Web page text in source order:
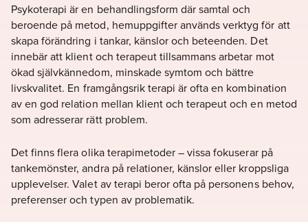
Psykoterapi är en behandlingsform där samtal och
beroende på metod, hemuppgifter används verktyg för att
skapa förändring i tankar, känslor och beteenden. Det
innebär att klient och terapeut tillsammans arbetar mot
ökad självkännedom, minskade symtom och bättre
livskvalitet. En framgångsrik terapi är ofta en kombination
av en god relation mellan klient och terapeut och en metod
som adresserar rätt problem.
Det finns flera olika terapimetoder – vissa fokuserar på
tankemönster, andra på relationer, känslor eller kroppsliga
upplevelser. Valet av terapi beror ofta på personens behov,
preferenser och typen av problematik.